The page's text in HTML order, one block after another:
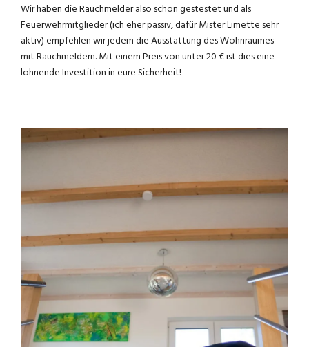
Wir haben die Rauchmelder also schon gestestet und als
Feuerwehrmitglieder (ich eher passiv, dafür Mister Limette sehr
aktiv) empfehlen wir jedem die Ausstattung des Wohnraumes
mit Rauchmeldern. Mit einem Preis von unter 20 € ist dies eine
lohnende Investition in eure Sicherheit!